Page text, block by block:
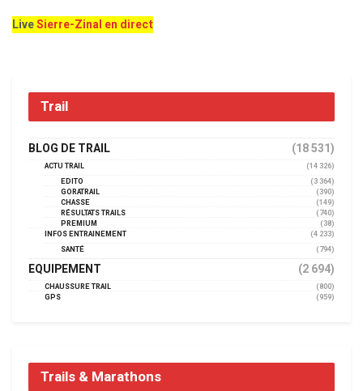
LiveSierre-Zinal en direct
Trail
BLOG DE TRAIL (18 531)
ACTU TRAIL
(14 326)
EDITO
(3 364)
GORATRAIL
(390)
CHASSE
(149)
RÉSULTATS TRAILS
(740)
PREMIUM
(38)
INFOS ENTRAINEMENT
(4 233)
SANTÉ
(794)
EQUIPEMENT (2 694)
CHAUSSURE TRAIL
(800)
GPS
(959)
Trails & Marathons